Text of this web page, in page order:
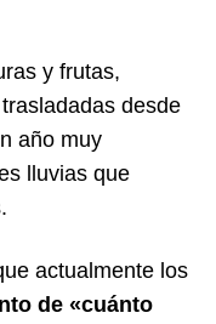
y frutas,
desde
año muy
lluvias que
actualmente los
de «cuánto